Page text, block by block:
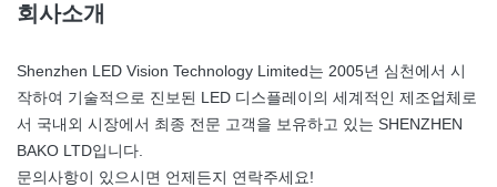
회사소개
Shenzhen LED Vision Technology Limited는 2005년 심천에서 시
작하여 기술적으로 진보된 LED 디스플레이의 세계적인 제조업체로
서 국내외 시장에서 최종 전문 고객을 보유하고 있는 SHENZHEN
BAKO LTD입니다.
문의사항이 있으시면 언제든지 연락주세요!